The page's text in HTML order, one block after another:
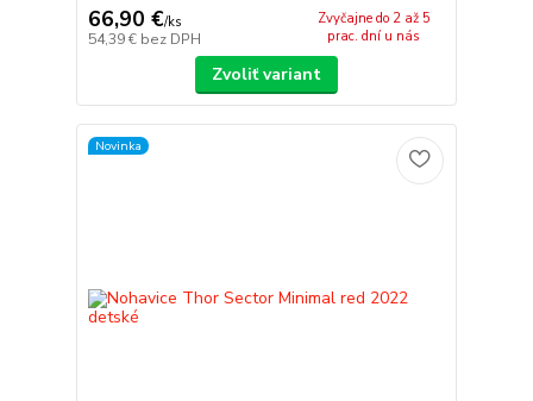
66,90 €/ks
54,39 € bez DPH
Zvyčajne do 2 až 5
prac. dní u nás
Zvoliť variant
Novinka